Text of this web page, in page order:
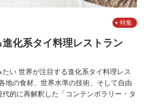
特集
化系タイ料理レストラン
たい 世界が注目する進化系タイ料理レス
の食材、世界水準の技術、そして自由
的に再解釈した「コンテンポラリー・タ